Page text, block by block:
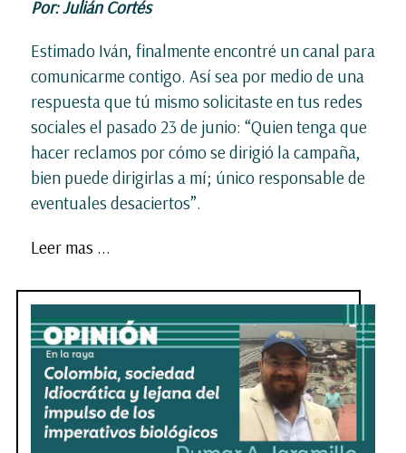
Por: Julián Cortés
Estimado Iván, finalmente encontré un canal para
comunicarme contigo. Así sea por medio de una
respuesta que tú mismo solicitaste en tus redes
sociales el pasado 23 de junio: “Quien tenga que
hacer reclamos por cómo se dirigió la campaña,
bien puede dirigirlas a mí; único responsable de
eventuales desaciertos”.
Leer mas ...